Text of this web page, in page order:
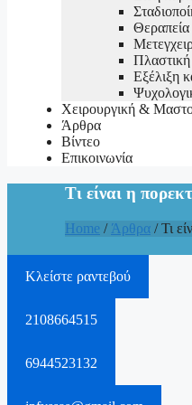
Εξέλιξη
Χειρουργική &
Άρθρα
Βίντεο
Επικοινωνία
Τι είναι η
Home / Άρθρα /Τι
Κλείστε ραντεβού
2108664515
6944523132